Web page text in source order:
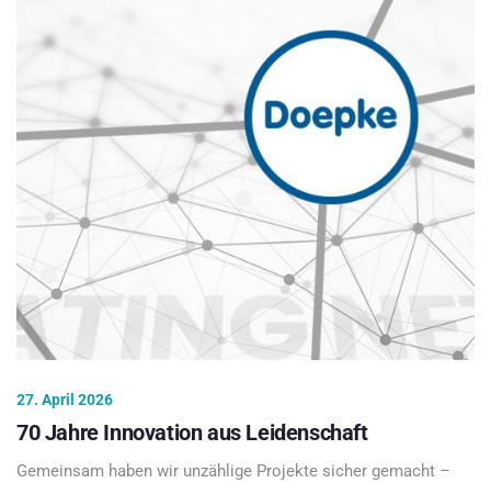
27. April 2026
70 Jahre Innovation aus Leidenschaft
Gemeinsam haben wir unzählige Projekte sicher gemacht –